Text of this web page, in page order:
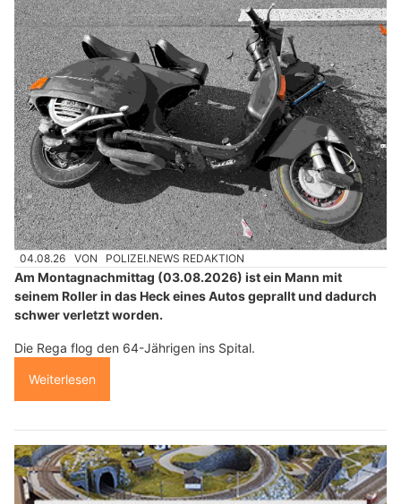
04.08.26 VON POLIZEI.NEWS REDAKTION
Am Montagnachmittag (03.08.2026) ist ein Mann mit
seinem Roller in das Heck eines Autos geprallt und dadurch
schwer verletzt worden.
Die Rega flog den 64-Jährigen ins Spital.
Weiterlesen